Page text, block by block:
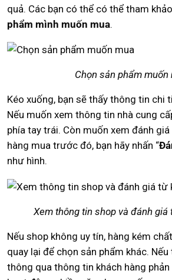
quả. Các bạn có thể có thể tham
phẩm mình muốn mua.
Chọn sản phẩm muốn
Kéo xuống, bạn sẽ thấy thông tin chi
Nếu muốn xem thông tin nhà cung
phía tay trái. Còn muốn xem đánh
hàng mua trước đó, bạn hãy nhấn “
như hình.
Xem thông tin shop và đánh giá
Nếu shop không uy tín, hàng kém
quay lại để chọn sản phẩm khác.
thông qua thông tin khách hàng